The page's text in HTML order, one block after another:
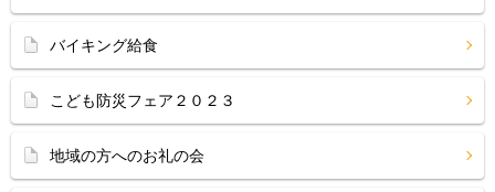
バイキング給食
こども防災フェア２０２３
地域の方へのお礼の会